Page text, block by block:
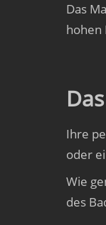
Das
hohen
Ihre
oder
Wie
des